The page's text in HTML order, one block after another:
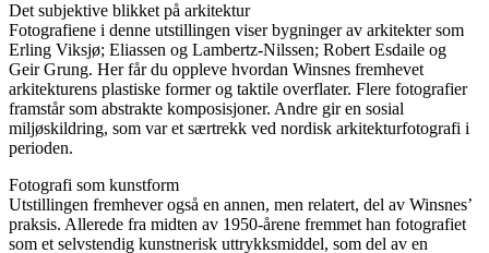
Det subjektive blikket på arkitektur
Fotografiene i denne utstillingen viser bygninger av arkitekter som
Erling Viksjø; Eliassen og Lambertz-Nilssen; Robert Esdaile og
Geir Grung. Her får du oppleve hvordan Winsnes fremhevet
arkitekturens plastiske former og taktile overflater. Flere fotografier
framstår som abstrakte komposisjoner. Andre gir en sosial
miljøskildring, som var et særtrekk ved nordisk arkitekturfotografi i
perioden.
Fotografi som kunstform
Utstillingen fremhever også en annen, men relatert, del av Winsnes’
praksis. Allerede fra midten av 1950-årene fremmet han fotografiet
som et selvstendig kunstnerisk uttrykksmiddel, som del av en